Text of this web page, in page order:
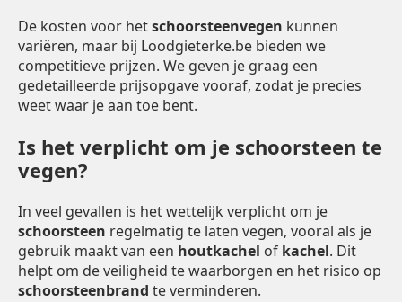
De kosten voor hetschoorsteenvegen kunnen
variëren, maar bij Loodgieterke.be bieden we
competitieve prijzen. We geven je graag een
gedetailleerde prijsopgave vooraf, zodat je precies
weet waar je aan toe bent.
Is het verplicht om je schoorsteen te
vegen?
In veel gevallen is het wettelijk verplicht om je
schoorsteen regelmatig te laten vegen, vooral als je
gebruik maakt van een houtkachel of kachel. Dit
helpt om de veiligheid te waarborgen en het risico op
schoorsteenbrand te verminderen.